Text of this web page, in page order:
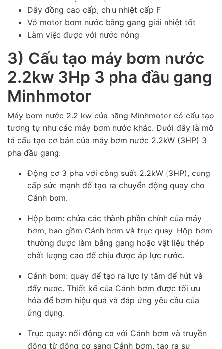
Dây đồng cao cấp, chịu nhiệt cấp F
Vỏ motor bơm nước bằng gang giải nhiệt tốt
Làm việc được với nước nóng
3) Cấu tạo máy bơm nước
2.2kw 3Hp 3 pha đầu gang
Minhmotor
Máy bơm nước 2.2 kw của hãng Minhmotor có cấu tạo
tương tự như các máy bơm nước khác. Dưới đây là mô
tả cấu tạo cơ bản của máy bơm nước 2.2kW (3HP) 3
pha đầu gang:
Động cơ 3 pha với công suất 2.2kW (3HP), cung
cấp sức mạnh để tạo ra chuyển động quay cho
Cánh bơm.
Hộp bơm: chứa các thành phần chính của máy
bơm, bao gồm Cánh bơm và trục quay. Hộp bơm
thường được làm bằng gang hoặc vật liệu thép
chất lượng cao để chịu được áp lực nước.
Cánh bơm: quay để tạo ra lực ly tâm để hút và
đẩy nước. Thiết kế của Cánh bơm được tối ưu
hóa để bơm hiệu quả và đáp ứng yêu cầu của
ứng dụng.
Trục quay: nối động cơ với Cánh bơm và truyền
động từ động cơ sang Cánh bơm, tạo ra sự